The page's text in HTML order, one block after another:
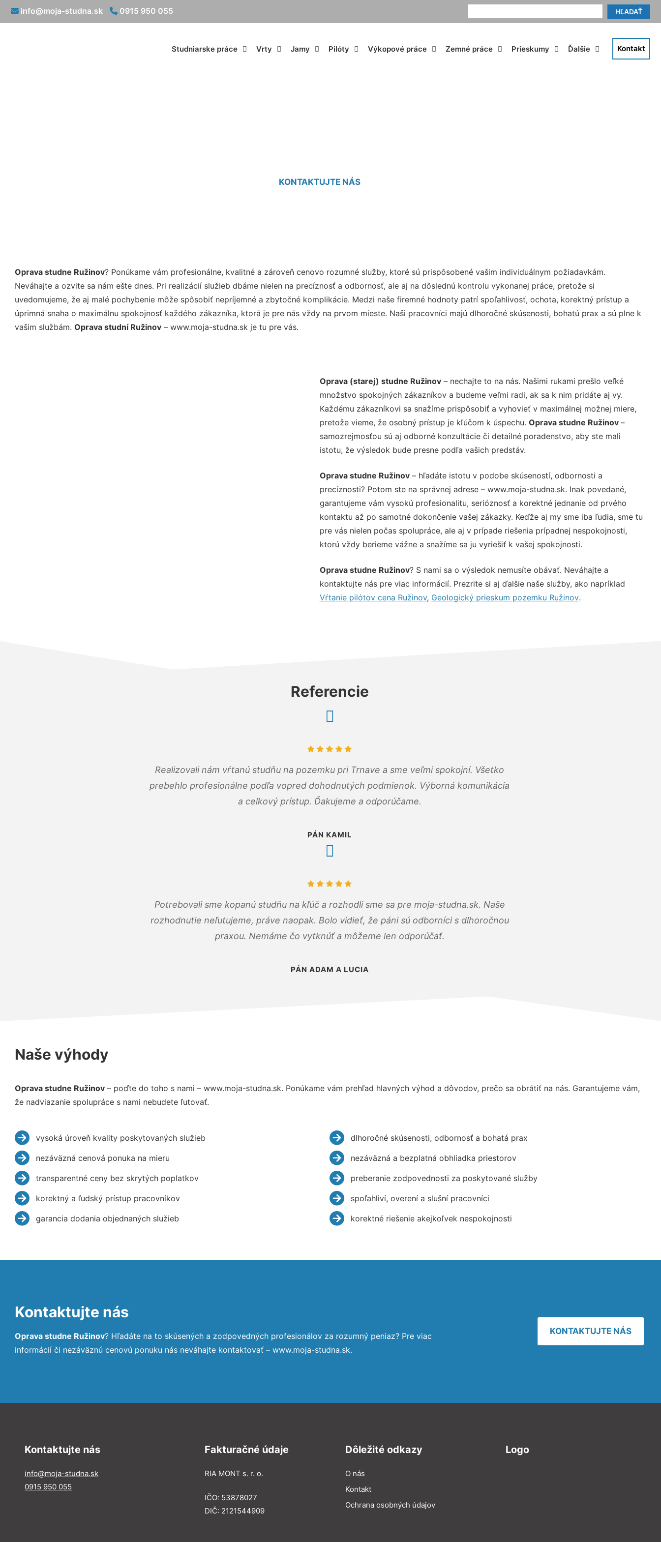
HĽADAŤ
info@moja-studna.sk 0915 950 055
Studniarske práce Vrty Jamy Pilóty Výkopové práce Zemné práce Prieskumy Ďalšie Kontakt
KONTAKTUJTE NÁS
Oprava studne Ružinov? Ponúkame vám profesionálne, kvalitné a zároveň cenovo rozumné služby, ktoré sú prispôsobené vašim individuálnym požiadavkám.
Neváhajte a ozvite sa nám ešte dnes. Pri realizácií služieb dbáme nielen na precíznosť a odbornosť, ale aj na dôslednú kontrolu vykonanej práce, pretože si
uvedomujeme, že aj malé pochybenie môže spôsobiť nepríjemné a zbytočné komplikácie. Medzi naše firemné hodnoty patrí spoľahlivosť, ochota, korektný prístup a
úprimná snaha o maximálnu spokojnosť každého zákazníka, ktorá je pre nás vždy na prvom mieste. Naši pracovníci majú dlhoročné skúsenosti, bohatú prax a sú plne k
vašim službám. Oprava studní Ružinov – www.moja-studna.sk je tu pre vás.
Oprava (starej) studne Ružinov– nechajte to na nás. Našimi rukami prešlo veľké
množstvo spokojných zákazníkov a budeme veľmi radi, ak sa k nim pridáte aj vy.
Každému zákazníkovi sa snažíme prispôsobiť a vyhovieť v maximálnej možnej miere,
pretože vieme, že osobný prístup je kľúčom k úspechu. Oprava studne Ružinov –
samozrejmosťou sú aj odborné konzultácie či detailné poradenstvo, aby ste mali
istotu, že výsledok bude presne podľa vašich predstáv.
Oprava studne Ružinov– hľadáte istotu v podobe skúseností, odbornosti a
precíznosti? Potom ste na správnej adrese – www.moja-studna.sk. Inak povedané,
garantujeme vám vysokú profesionalitu, serióznosť a korektné jednanie od prvého
kontaktu až po samotné dokončenie vašej zákazky. Keďže aj my sme iba ľudia, sme tu
pre vás nielen počas spolupráce, ale aj v prípade riešenia prípadnej nespokojnosti,
ktorú vždy berieme vážne a snažíme sa ju vyriešiť k vašej spokojnosti.
Oprava studne Ružinov? S nami sa o výsledok nemusíte obávať. Neváhajte a
kontaktujte nás pre viac informácií. Prezrite si aj ďalšie naše služby, ako napríklad
Vŕtanie pilótov cena Ružinov, Geologický prieskum pozemku Ružinov.
Referencie
Realizovali nám vŕtanú studňu na pozemku pri Trnave a sme veľmi spokojní. Všetko
prebehlo profesionálne podľa vopred dohodnutých podmienok. Výborná komunikácia
a celkový prístup. Ďakujeme a odporúčame.
PÁN KAMIL
Potrebovali sme kopanú studňu na kľúč a rozhodli sme sa pre moja-studna.sk. Naše
rozhodnutie neľutujeme, práve naopak. Bolo vidieť, že páni sú odborníci s dlhoročnou
praxou. Nemáme čo vytknúť a môžeme len odporúčať.
PÁN ADAM A LUCIA
Naše výhody
Oprava studne Ružinov – poďte do toho s nami – www.moja-studna.sk. Ponúkame vám prehľad hlavných výhod a dôvodov, prečo sa obrátiť na nás. Garantujeme vám,
že nadviazanie spolupráce s nami nebudete ľutovať.
vysoká úroveň kvality poskytovaných služieb
nezáväzná cenová ponuka na mieru
transparentné ceny bez skrytých poplatkov
korektný a ľudský prístup pracovníkov
garancia dodania objednaných služieb
dlhoročné skúsenosti, odbornosť a bohatá prax
nezáväzná a bezplatná obhliadka priestorov
preberanie zodpovednosti za poskytované služby
spoľahliví, overení a slušní pracovníci
korektné riešenie akejkoľvek nespokojnosti
Kontaktujte nás
Oprava studne Ružinov? Hľadáte na to skúsených a zodpovedných profesionálov za rozumný peniaz? Pre viac
informácií či nezáväznú cenovú ponuku nás neváhajte kontaktovať – www.moja-studna.sk.
KONTAKTUJTE NÁS
Kontaktujte nás
info@moja-studna.sk
0915 950 055
Fakturačné údaje
RIA MONT s. r. o.
IČO: 53878027
DIČ: 2121544909
Dôležité odkazy
O nás
Kontakt
Ochrana osobných údajov
Logo